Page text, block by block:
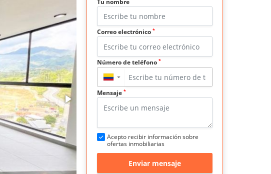
Correo electrónico *
Número de teléfono *
▼
Mensaje *
Acepto recibir información sobre
ofertas inmobiliarias
Enviar mensaje